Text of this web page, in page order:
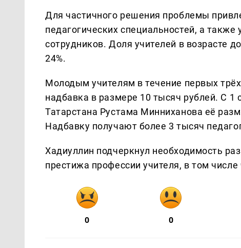
Для частичного решения проблемы
педагогических специальностей, а
сотрудников. Доля учителей в возрасте
24%.
Молодым учителям в течение первых
надбавка в размере 10 тысяч рублей. С 1
Татарстана Рустама Минниханова её
Надбавку получают более 3 тысяч
Хадиуллин подчеркнул необходимость
престижа профессии учителя, в том
0 0